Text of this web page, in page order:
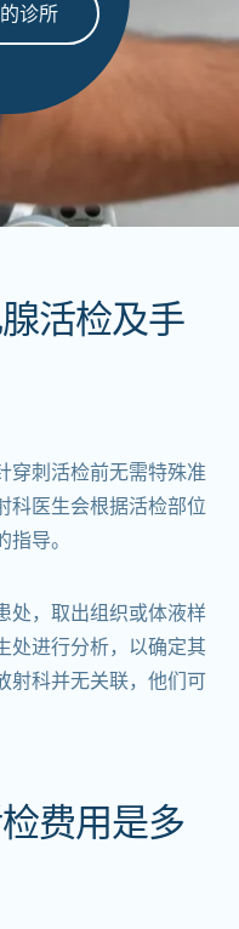
诊所
活检及手
穿刺活检前无需特殊准
科医生会根据活检部位
导。
处，取出组织或体液样
处进行分析，以确定其
射科并无关联，他们可
费用是多